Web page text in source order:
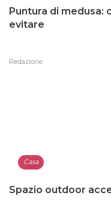
Puntura di medusa:
evitare
Redazione
Casa
Spazio outdoor